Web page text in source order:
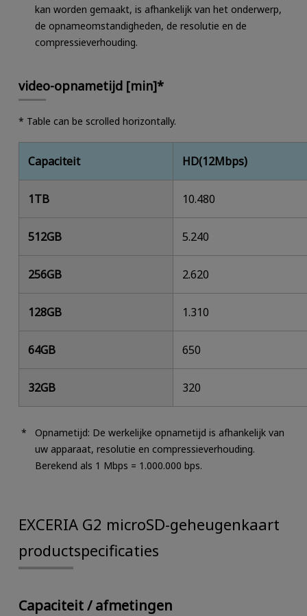
kan worden gemaakt, is afhankelijk van het onderwerp,
de opnameomstandigheden, de resolutie en de
compressieverhouding.
video-opnametijd [min]*
* Table can be scrolled horizontally.
Capaciteit HD(12Mbps)
1TB 10.480
512GB 5.240
256GB 2.620
128GB 1.310
64GB 650
32GB 320
Opnametijd: De werkelijke opnametijd is afhankelijk van
uw apparaat, resolutie en compressieverhouding.
Berekend als 1 Mbps = 1.000.000 bps.
EXCERIA G2 microSD-geheugenkaart
productspecificaties
Capaciteit / afmetingen